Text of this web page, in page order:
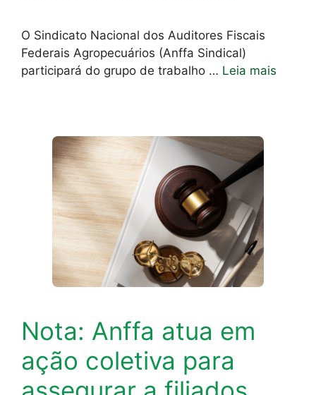
O Sindicato Nacional dos Auditores Fiscais
Federais Agropecuários (Anffa Sindical)
participará do grupo de trabalho … Leia mais
Nota: Anffa atua em
ação coletiva para